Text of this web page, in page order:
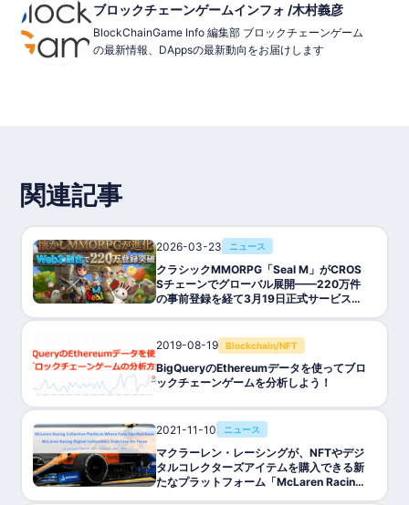
ブロックチェーンゲームインフォ /木村義彦
BlockChainGame Info 編集部 ブロックチェーンゲーム
の最新情報、DAppsの最新動向をお届けします
関連記事
2026-03-23 ニュース
クラシックMMORPG「Seal M」がCROS
Sチェーンでグローバル展開——220万件
の事前登録を経て3月19日正式サービス開
2019-08-19 Blockchain/NFT
BigQueryのEthereumデータを使ってブロ
ックチェーンゲームを分析しよう！
2021-11-10 ニュース
マクラーレン・レーシングが、NFTやデジ
タルコレクターズアイテムを購入できる新
たなプラットフォーム「McLaren Racing